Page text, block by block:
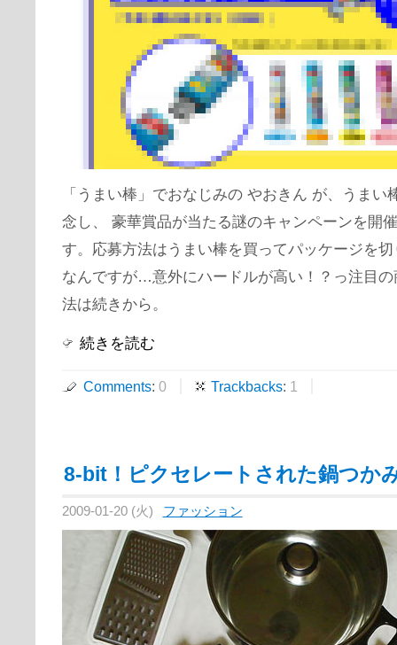
「うまい棒」でおなじみの やおきん が、うまい
念し、 豪華賞品が当たる謎のキャンペーンを開
す。応募方法はうまい棒を買ってパッケージを
なんですが…意外にハードルが高い！？っ注目
法は続きから。
続きを読む
Comments: 0 Trackbacks: 1
8-bit！ピクセレートされた鍋つか
2009-01-20 (火) ファッション